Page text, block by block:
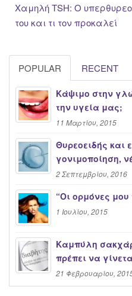
Χαμηλή TSH: Ο
του και τι τον προκαλεί
POPULAR RECENT
Κάψιμο στην
την υγεία μας;
11 Μαρτίου, 2015
Θυρεοειδής και
γονιμοποίηση,
2 Σεπτεμβρίου, 2016
“Oι ορμόνες
1 Ιουλίου, 2015
Καμπύλη
πρέπει να
21 Φεβρουαρίου,